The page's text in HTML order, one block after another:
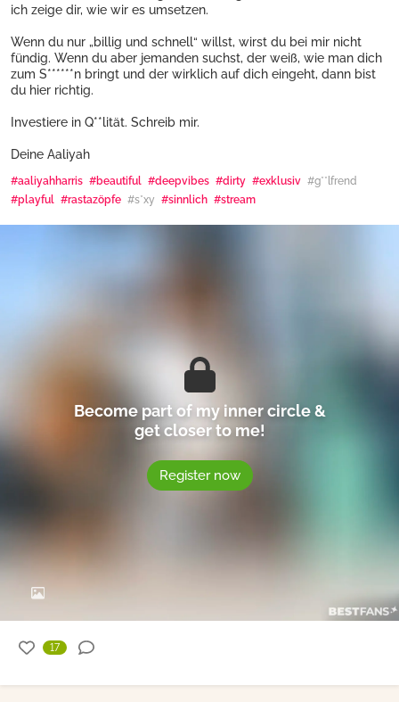
ich zeige dir, wie wir es umsetzen.
Wenn du nur „billig und schnell“ willst, wirst du bei mir nicht
fündig. Wenn du aber jemanden suchst, der weiß, wie man dich
zum S******n bringt und der wirklich auf dich eingeht, dann bist
du hier richtig.
Investiere in Q**lität. Schreib mir.
Deine Aaliyah
#aaliyahharris #beautiful #deepvibes #dirty #exklusiv #g**lfrend
#playful #rastazöpfe #s*xy #sinnlich #stream
Become part of my inner circle &
get closer to me!
Register now
17